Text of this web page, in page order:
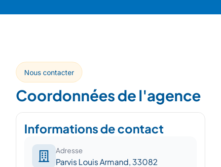
Nous contacter
Coordonnées de l'agence
Informations de contact
Adresse
Parvis Louis Armand, 33082